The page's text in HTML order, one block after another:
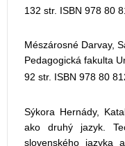
132 str. ISBN 978 80
Mészárosné Darvay,
Pedagogická fakulta
92 str. ISBN 978 80
Sýkora Hernády,
ako druhý jazyk.
slovenského jazyka